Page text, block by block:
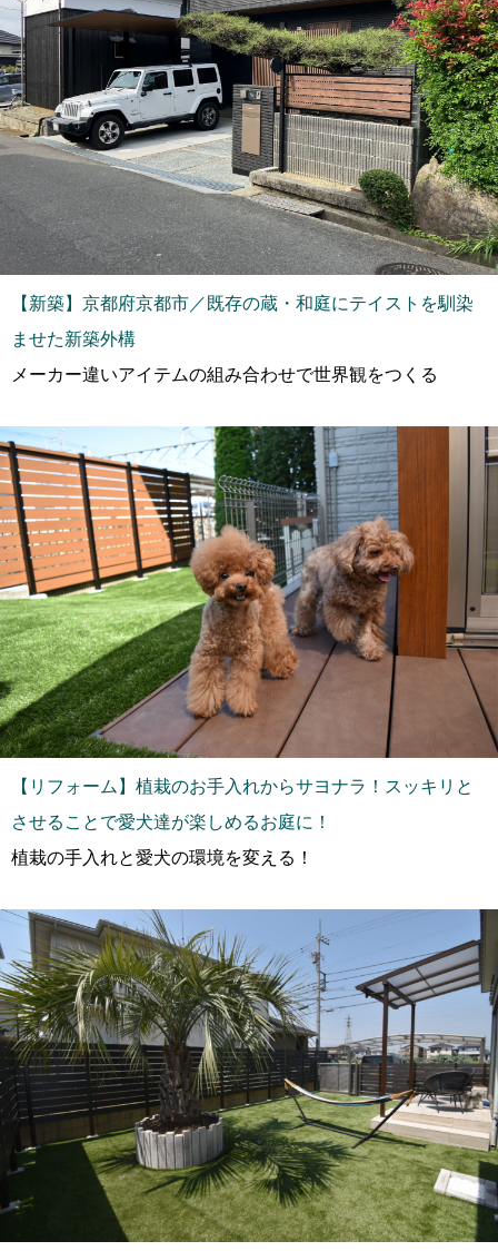
【新築】京都府京都市／既存の蔵・和庭にテイストを馴染
ませた新築外構
メーカー違いアイテムの組み合わせで世界観をつくる
【リフォーム】植栽のお手入れからサヨナラ！スッキリと
させることで愛犬達が楽しめるお庭に！
植栽の手入れと愛犬の環境を変える！